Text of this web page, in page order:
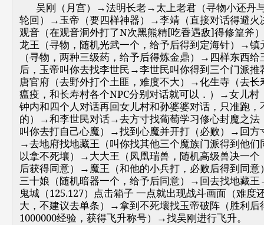
吴刚（月宫）→法明长老→太上老君（寻物小还丹
轮回）→玉帝（要四样神器）→李靖（直接对话得避
观音（在观音洞外打了N次黑熊精[吃香遇敌]得修篁斧
龙王（寻物，随机光武一个，给予后得到定海针）→镇
（寻物，两种三级药，给予后得炼金鼎）→四样东西给
后，玉帝叫你去找李世民→李世民叫你得到三个门派
唐官府（去野外打个土匪，难度不大）→化生寺（去长
瘟疫，和长寿村各个NPC分别对话就可以．）→女儿村
钟内和四个人对话再回女儿村和孙婆婆对话，只准跑，
的）→和李世民对话→去方寸找葡萄学习修心封魔之法
叫你去打自己心魔）→找到心魔并开打（必败）→回方
→去地府找地藏王（叫你找其他三个魔族门派得到他们
以拿不死壤）→大大王（凤凰瑞兽，随机高级兽决一个
后获得同意）→魔王（和他的小兵打，必败后得到同
三十娘（随机暗器一个，给予后同意）→回去找地藏
鬼城（125.127）点击箱子 一点就出现战斗画面（难度
大，不建议去单条）→拿到不死壤找玉帝破阵（胜利后
1000000经验，获得飞升称号）→找吴刚进行飞升。